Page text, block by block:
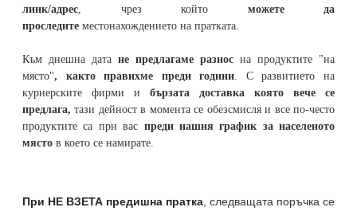
линк/адрес, чрез който можете да
проследите местонахождението на пратката.
Към днешна дата не предлагаме разнос на продуктите "на
място", както правихме преди години. С развитието на
куриерските фирми и бързата доставка която вече се
предлага, тази дейност в момента се обезсмисля и все по-често
продуктите са при вас преди нашия график за населеното
място в което се намирате.
При НЕ ВЗЕТА предишна пратка, следващата поръчка се